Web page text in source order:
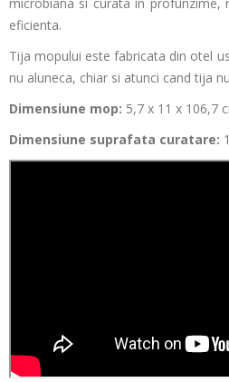
eficienta.
Tija mopului este fabricata din otel
nu aluneca, chiar si atunci cand tija
Dimensiune mop: 5,7 x 11 x 106,7
Dimensiune suprafata curatare: